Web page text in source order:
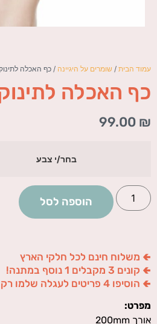
עמוד הבית / שומרים על היגיינה / כף האכלה
כף האכלה
99.00 ₪
בחר/י צבע
הוספה לסל
🢀 משלוח חינם לכל חלקי הארץ
🢀 קונים 3 מקבלים 1 נוסף במתנה!
🢀 הוסיפו 4 פריטים לעגלה שלמו רק על 3
מפרט:
אורך 200mm